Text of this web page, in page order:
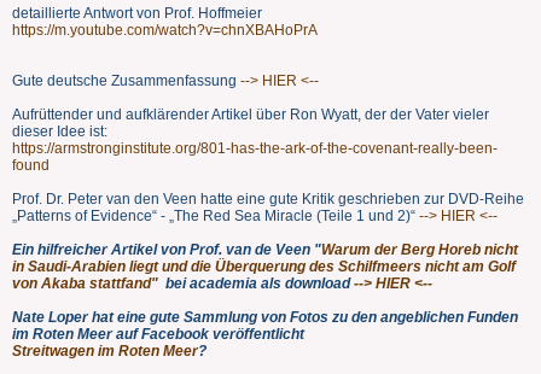
detaillierte Antwort von Prof. Hoffmeier
https://m.youtube.com/watch?v=chnXBAHoPrA
Gute deutsche Zusammenfassung --> HIER <--
Aufrüttender und aufklärender Artikel über Ron Wyatt, der der Vater vieler
dieser Idee ist:
https://armstronginstitute.org/801-has-the-ark-of-the-covenant-really-been-
found
Prof. Dr. Peter van den Veen hatte eine gute Kritik geschrieben zur DVD-Reihe
„Patterns of Evidence“ - „The Red Sea Miracle (Teile 1 und 2)“ --> HIER <--
Ein hilfreicher Artikel von Prof. van de Veen "Warum der Berg Horeb nicht
in Saudi-Arabien liegt und die Überquerung des Schilfmeers nicht am Golf
von Akaba stattfand" bei academia als download--> HIER <--
Nate Loper hat eine gute Sammlung von Fotos zu den angeblichen Funden
im Roten Meer auf Facebook veröffentlicht
Streitwagen im Roten Meer?